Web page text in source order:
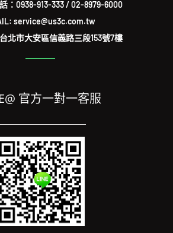
： 0938-913-333/02-8979-6000
service@us3c.com.tw
北市大安區信義路三段153號7樓
官方一對一客服